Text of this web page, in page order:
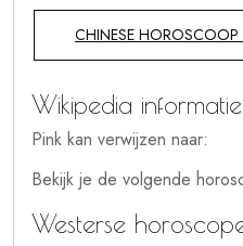
CHINESE
Wikipedia informatie
Pink kan verwijzen naar:
Bekijk je de volgende
Westerse